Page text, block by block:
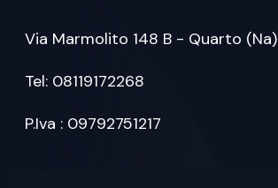
Via Marmolito 148 B - Quarto (Na)
Tel: 08119172268
P.Iva : 09792751217